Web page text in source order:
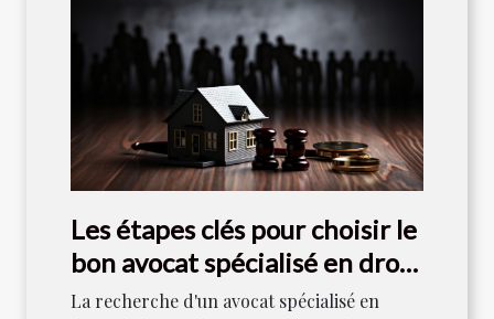
Les étapes clés pour choisir le
bon avocat spécialisé en droit
de la famille
La recherche d'un avocat spécialisé en